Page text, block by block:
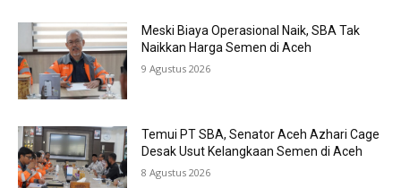
Meski Biaya Operasional Naik, SBA Tak
Naikkan Harga Semen di Aceh
9 Agustus 2026
Temui PT SBA, Senator Aceh Azhari Cage
Desak Usut Kelangkaan Semen di Aceh
8 Agustus 2026